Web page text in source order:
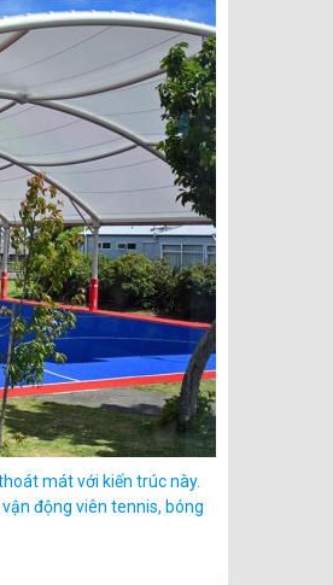
mát với kiến trúc này.
động viên tennis, bóng